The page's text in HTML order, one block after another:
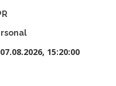
07.08.2026, 15:20:00